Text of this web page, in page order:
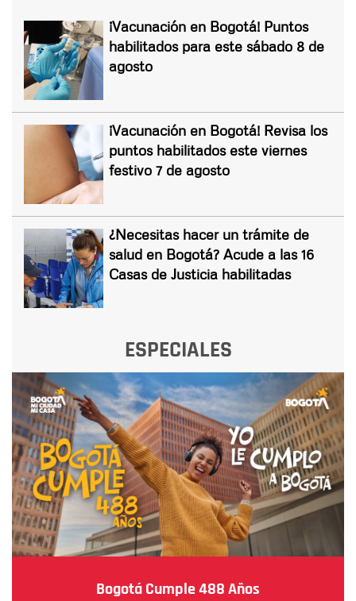
¡Vacunación en Bogotá! Puntos
habilitados para este sábado 8 de
agosto
¡Vacunación en Bogotá! Revisa los
puntos habilitados este viernes
festivo 7 de agosto
¿Necesitas hacer un trámite de
salud en Bogotá? Acude a las 16
Casas de Justicia habilitadas
ESPECIALES
Bogotá Cumple 488 Años